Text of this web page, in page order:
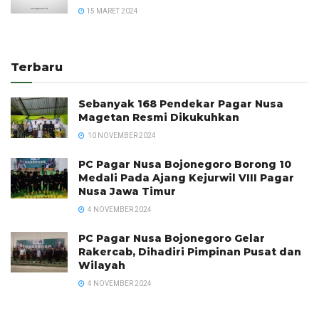
15 MARET 2024
Terbaru
Sebanyak 168 Pendekar Pagar Nusa
Magetan Resmi Dikukuhkan
10 NOVEMBER 2024
PC Pagar Nusa Bojonegoro Borong 10
Medali Pada Ajang Kejurwil VIII Pagar
Nusa Jawa Timur
4 NOVEMBER 2024
PC Pagar Nusa Bojonegoro Gelar
Rakercab, Dihadiri Pimpinan Pusat dan
Wilayah
4 NOVEMBER 2024